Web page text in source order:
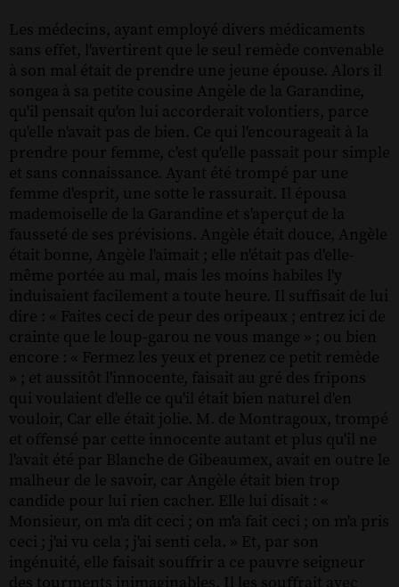
Les médecins, ayant employé divers médicaments
sans effet, l'avertirent que le seul remède convenable
à son mal était de prendre une jeune épouse. Alors il
songea à sa petite cousine Angèle de la Garandine,
qu'il pensait qu'on lui accorderait volontiers, parce
qu'elle n'avait pas de bien. Ce qui l'encourageait à la
prendre pour femme, c'est qu'elle passait pour simple
et sans connaissance. Ayant été trompé par une
femme d'esprit, une sotte le rassurait. Il épousa
mademoiselle de la Garandine et s'aperçut de la
fausseté de ses prévisions. Angèle était douce, Angèle
était bonne, Angèle l'aimait ; elle n'était pas d'elle-
même portée au mal, mais les moins habiles l'y
induisaient facilement a toute heure. Il suffisait de lui
dire : « Faites ceci de peur des oripeaux ; entrez ici de
crainte que le loup-garou ne vous mange » ; ou bien
encore : « Fermez les yeux et prenez ce petit remède
» ; et aussitôt l'innocente, faisait au gré des fripons
qui voulaient d'elle ce qu'il était bien naturel d'en
vouloir, Car elle était jolie. M. de Montragoux, trompé
et offensé par cette innocente autant et plus qu'il ne
l'avait été par Blanche de Gibeaumex, avait en outre le
malheur de le savoir, car Angèle était bien trop
candide pour lui rien cacher. Elle lui disait : «
Monsieur, on m'a dit ceci ; on m'a fait ceci ; on m'a pris
ceci ; j'ai vu cela ; j'ai senti cela. » Et, par son
ingénuité, elle faisait souffrir a ce pauvre seigneur
des tourments inimaginables. Il les souffrait avec